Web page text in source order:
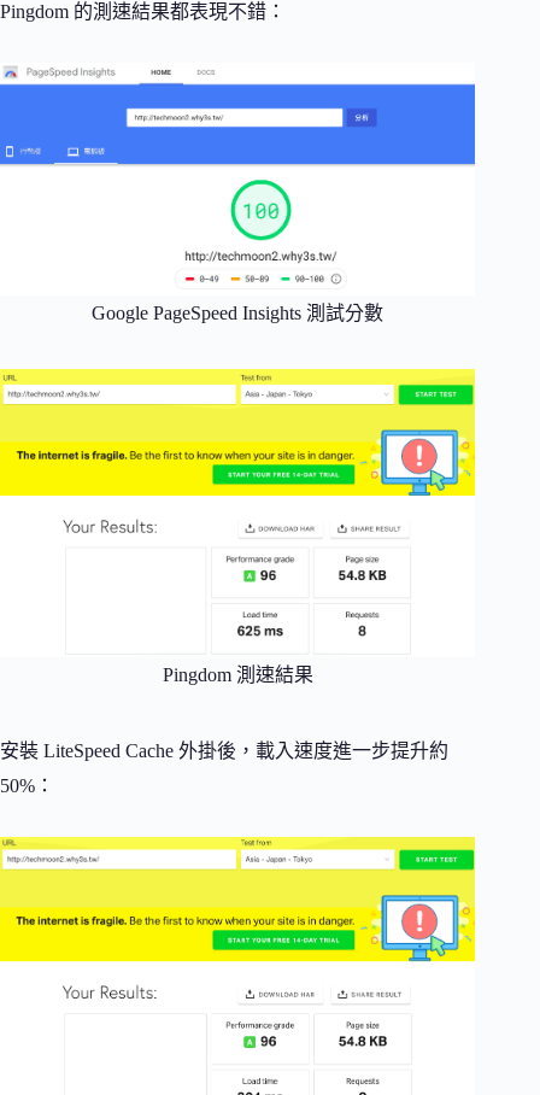
Pingdom 的測速結果都表現不錯：
Google PageSpeed Insights 測試分數
Pingdom 測速結果
安裝 LiteSpeed Cache 外掛後，載入速度進一步提升約
50%：